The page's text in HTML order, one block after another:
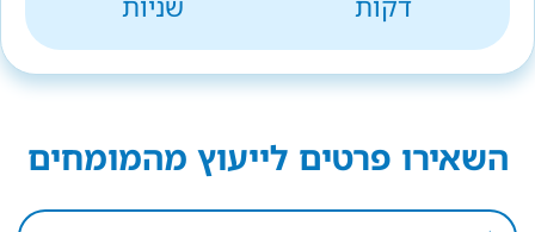
השאירו פרטים לייעוץ מהמומחים